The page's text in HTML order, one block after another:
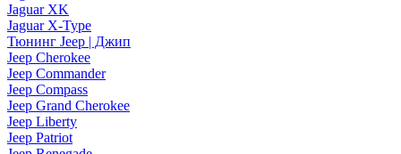
Jaguar XK
Jaguar X-Type
Тюнинг Jeep | Джип
Jeep Cherokee
Jeep Commander
Jeep Compass
Jeep Grand Cherokee
Jeep Liberty
Jeep Patriot